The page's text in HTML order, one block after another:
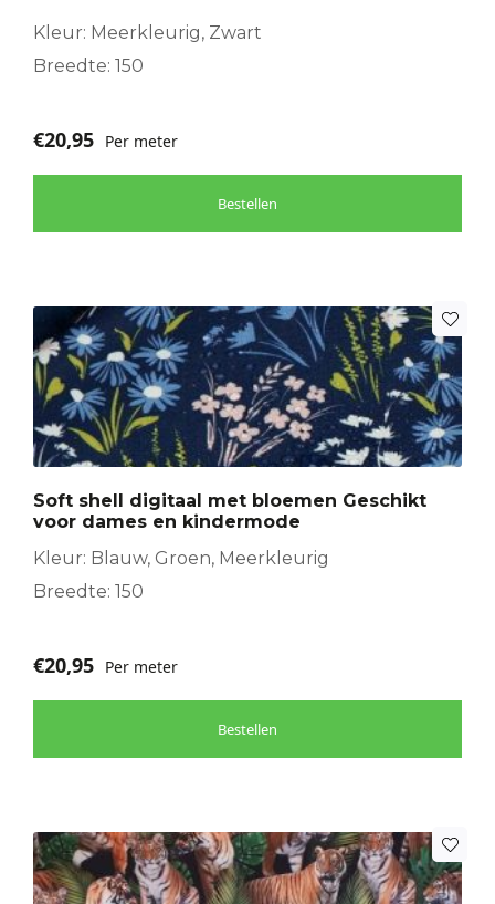
Kleur: Meerkleurig, Zwart
Breedte: 150
€20,95 Per meter
Bestellen
Soft shell digitaal met bloemen Geschikt
voor dames en kindermode
Kleur: Blauw, Groen, Meerkleurig
Breedte: 150
€20,95 Per meter
Bestellen